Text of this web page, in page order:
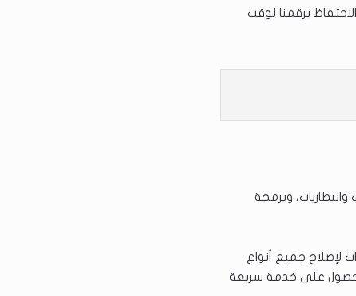
برقمنا لوقت
وبرمجة
لإصلاح جميع أنواع
للحصول على خدمة سريعة